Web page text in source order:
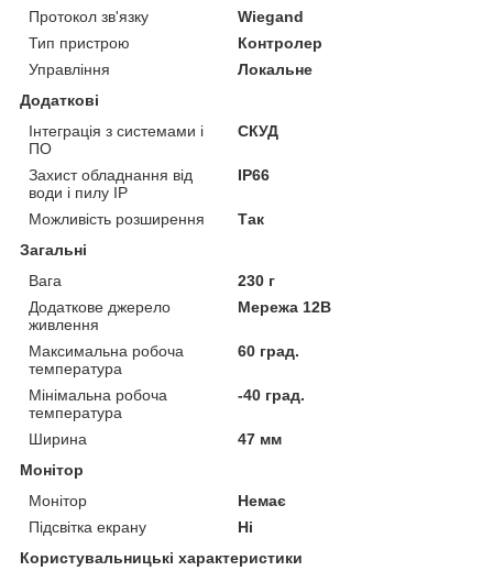
Протокол зв'язку
Wiegand
Тип пристрою
Контролер
Управління
Локальне
Додаткові
Інтеграція з системами і
ПО
СКУД
Захист обладнання від
води і пилу IP
IP66
Можливість розширення
Так
Загальні
Вага
230 г
Додаткове джерело
живлення
Мережа 12В
Максимальна робоча
температура
60 град.
Мінімальна робоча
температура
-40 град.
Ширина
47 мм
Монітор
Монітор
Немає
Підсвітка екрану
Ні
Користувальницькі характеристики